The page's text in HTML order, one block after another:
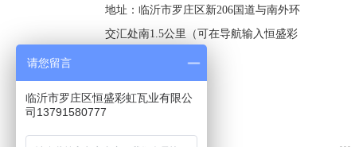
地址：临沂市罗庄区新206国道与南外环
交汇处南1.5公里（可在导航输入恒盛彩
请您留言
临沂市罗庄区恒盛彩虹瓦业有限公
司13791580777